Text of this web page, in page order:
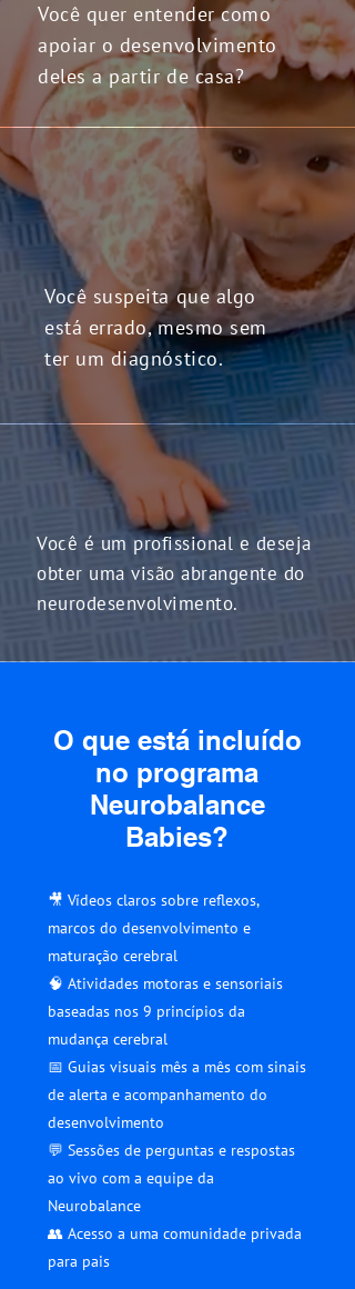
Você quer entender como
apoiar o desenvolvimento
deles a partir de casa?
Você suspeita que algo
está errado, mesmo sem
ter um diagnóstico.
Você é um profissional e deseja
obter uma visão abrangente do
neurodesenvolvimento.
O que está incluído
no programa
Neurobalance
Babies?
🎥 Vídeos claros sobre reflexos,
marcos do desenvolvimento e
maturação cerebral
🧠 Atividades motoras e sensoriais
baseadas nos 9 princípios da
mudança cerebral
📅 Guias visuais mês a mês com sinais
de alerta e acompanhamento do
desenvolvimento
💬 Sessões de perguntas e respostas
ao vivo com a equipe da
Neurobalance
👥 Acesso a uma comunidade privada
para pais